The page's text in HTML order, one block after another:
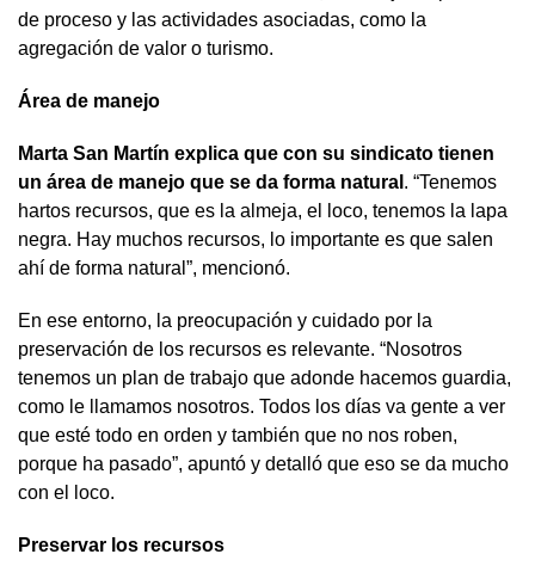
de proceso y las actividades asociadas, como la
agregación de valor o turismo.
Área de manejo
Marta San Martín explica que con su sindicato tienen
un área de manejo que se da forma natural . “Tenemos
hartos recursos, que es la almeja, el loco, tenemos la lapa
negra. Hay muchos recursos, lo importante es que salen
ahí de forma natural”, mencionó.
En ese entorno, la preocupación y cuidado por la
preservación de los recursos es relevante. “Nosotros
tenemos un plan de trabajo que adonde hacemos guardia,
como le llamamos nosotros. Todos los días va gente a ver
que esté todo en orden y también que no nos roben,
porque ha pasado”, apuntó y detalló que eso se da mucho
con el loco.
Preservar los recursos